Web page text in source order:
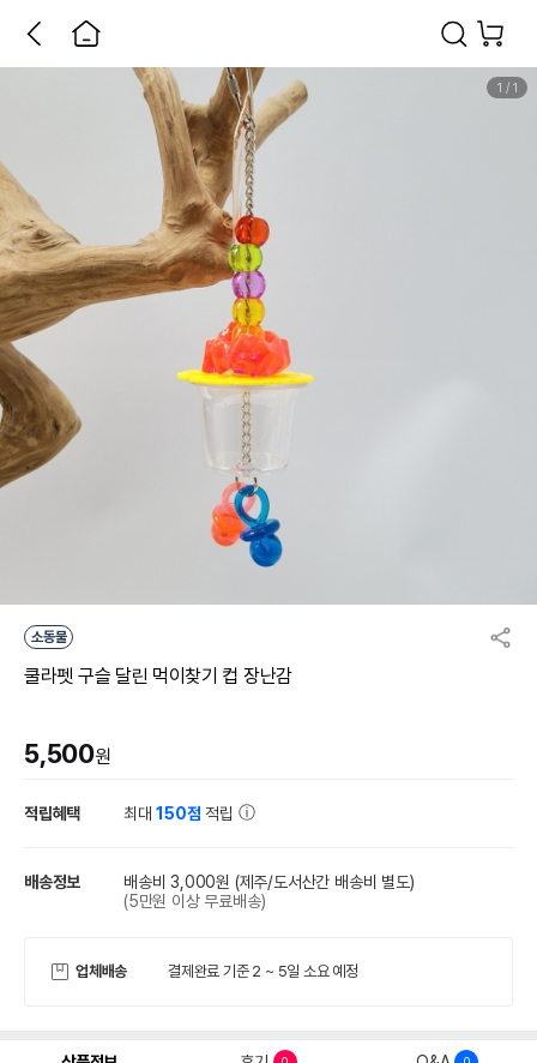
1 / 1
소동물
쿨라펫 구슬 달린 먹이찾기 컵 장난감
5,500원
적립혜택 최대150점 적립
배송정보 배송비 3,000원 (제주/도서산간 배송비 별도)
(5만원 이상 무료배송)
업체배송 결제완료 기준 2 ~ 5일 소요 예정